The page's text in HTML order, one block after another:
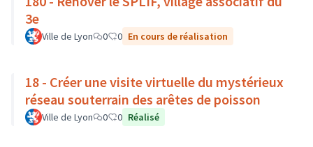
3e
Ville de Lyon 0 0 En cours de réalisation
18 - Créer une visite virtuelle du mystérieux
réseau souterrain des arêtes de poisson
Ville de Lyon 0 0 Réalisé